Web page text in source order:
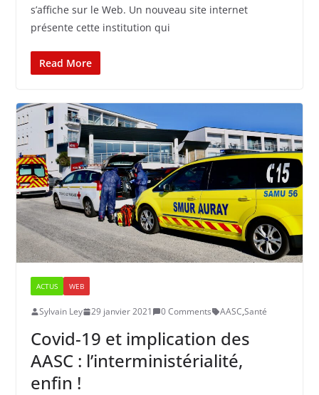
s’affiche sur le Web. Un nouveau site internet
présente cette institution qui
Read More
ACTUS WEB
Sylvain Ley 29 janvier 2021 0 Comments AASC,Santé
Covid-19 et implication des
AASC : l’interministérialité,
enfin !